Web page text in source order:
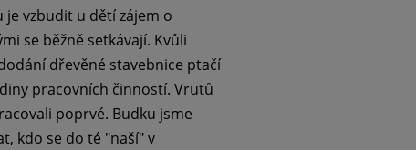
je vzbudit u dětí zájem o
se běžně setkávají. Kvůli
dřevěné stavebnice ptačí
pracovních činností. Vrutů
poprvé. Budku jsme
kdo se do té "naší" v